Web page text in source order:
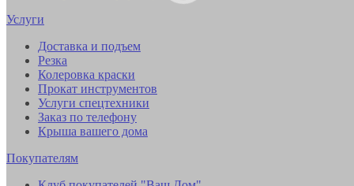
Услуги
Доставка и подъем
Резка
Колеровка краски
Прокат инструментов
Услуги спецтехники
Заказ по телефону
Крыша вашего дома
Покупателям